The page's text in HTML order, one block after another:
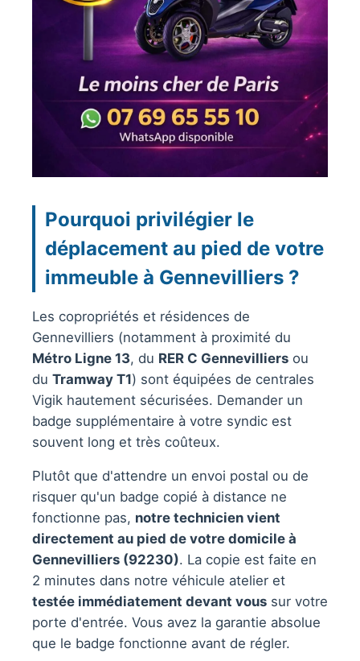
Pourquoi privilégier le
déplacement au pied de votre
immeuble à Gennevilliers ?
Les copropriétés et résidences de
Gennevilliers (notamment à proximité du
Métro Ligne 13, du RER C Gennevilliers ou
du Tramway T1) sont équipées de centrales
Vigik hautement sécurisées. Demander un
badge supplémentaire à votre syndic est
souvent long et très coûteux.
Plutôt que d'attendre un envoi postal ou de
risquer qu'un badge copié à distance ne
fonctionne pas, notre technicien vient
directement au pied de votre domicile à
Gennevilliers (92230). La copie est faite en
2 minutes dans notre véhicule atelier et
testée immédiatement devant vous sur votre
porte d'entrée. Vous avez la garantie absolue
que le badge fonctionne avant de régler.